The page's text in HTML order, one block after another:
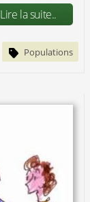
Lire la suite..
Populations